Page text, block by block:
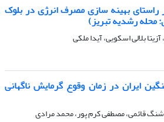
راستای بهینه سازی مصرف انرژی در بلوک
محله رشدیه تبریز)
بلالی اسکویی، آیدا ملکی
ایران در زمان وقوع گرمایش ناگهانی
قائمی، مصطفی کرم پور، محمد مرادی